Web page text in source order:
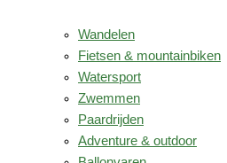
Wandelen
Fietsen & mountainbiken
Watersport
Zwemmen
Paardrijden
Adventure & outdoor